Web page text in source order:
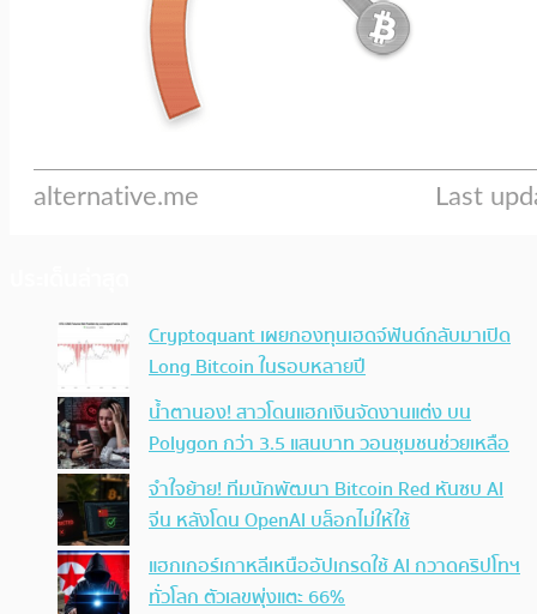
Cryptoquant เผยกองทุนเฮดจ์ฟันด์กลับมาเปิด
Long Bitcoin ในรอบหลายปี
น้ำตานอง! สาวโดนแฮกเงินจัดงานแต่ง บน
Polygon กว่า 3.5 แสนบาท วอนชุมชนช่วยเหลือ
จำใจย้าย! ทีมนักพัฒนา Bitcoin Red หันซบ AI
จีน หลังโดน OpenAI บล็อกไม่ให้ใช้
แฮกเกอร์เกาหลีเหนืออัปเกรดใช้ AI กวาดคริปโทฯ
ทั่วโลก ตัวเลขพุ่งแตะ 66%